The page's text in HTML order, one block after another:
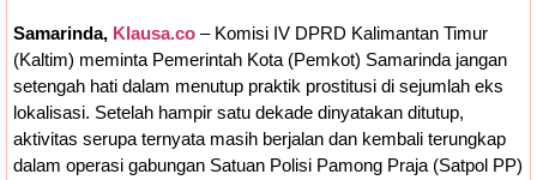
Samarinda, Klausa.co – Komisi IV DPRD Kalimantan Timur
(Kaltim) meminta Pemerintah Kota (Pemkot) Samarinda jangan
setengah hati dalam menutup praktik prostitusi di sejumlah eks
lokalisasi. Setelah hampir satu dekade dinyatakan ditutup,
aktivitas serupa ternyata masih berjalan dan kembali terungkap
dalam operasi gabungan Satuan Polisi Pamong Praja (Satpol PP)